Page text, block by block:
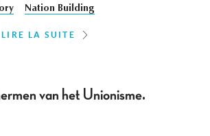
Nation Building
LIRE LA SUITE
van het Unionisme.